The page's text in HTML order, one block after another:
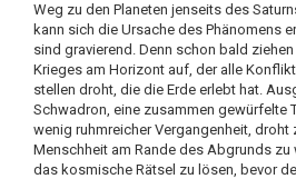
Weg zu den Planeten jenseits des
kann sich die Ursache des Phänomens
sind gravierend. Denn schon bald
Krieges am Horizont auf, der alle
stellen droht, die die Erde erlebt hat.
Schwadron, eine zusammen gewürfelte
wenig ruhmreicher Vergangenheit,
Menschheit am Rande des Abgrunds zu
das kosmische Rätsel zu lösen, bevor